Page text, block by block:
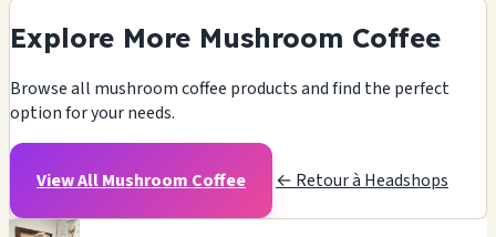
Explore More Mushroom Coffee
Browse all mushroom coffee products and find the perfect
option for your needs.
View All Mushroom Coffee ← Retour à Headshops